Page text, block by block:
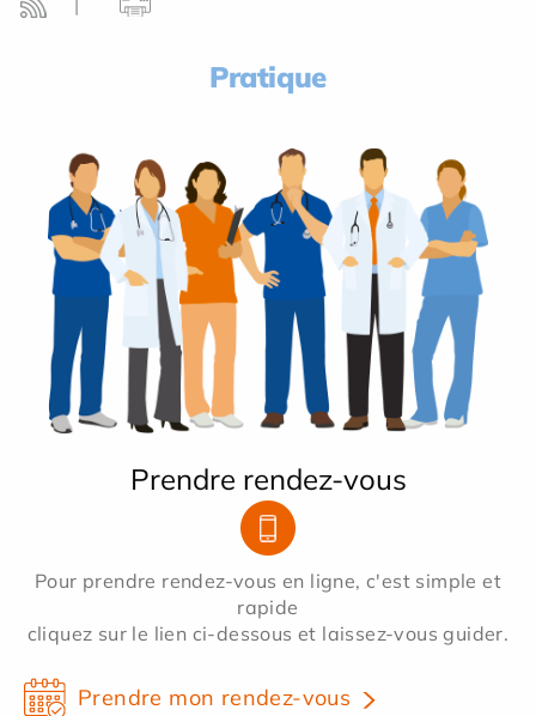
Pratique
Prendre rendez-vous
Pour prendre rendez-vous en ligne, c'est simple et
rapide
cliquez sur le lien ci-dessous et laissez-vous guider.
Prendre mon rendez-vous